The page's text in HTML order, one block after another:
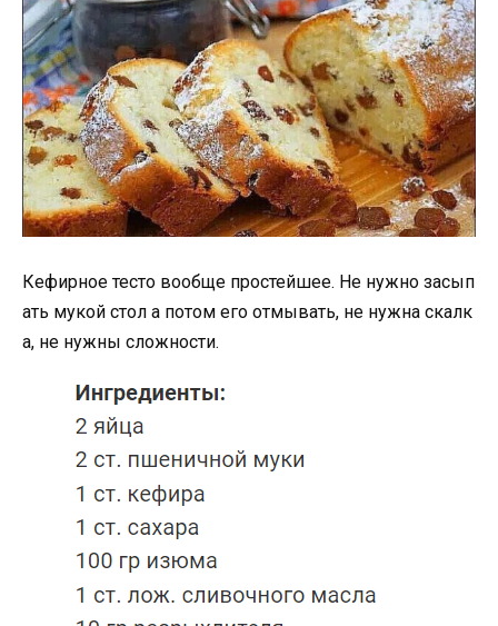
Кефирное тесто вообще простейшее. Не нужно засып
ать мукой стол а потом его отмывать, не нужна скалк
а, не нужны сложности.